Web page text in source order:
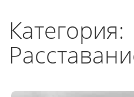
Категория: